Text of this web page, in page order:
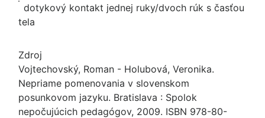
dotykový kontakt jednej ruky/dvoch rúk s časťou
tela
Zdroj
Vojtechovský, Roman - Holubová, Veronika.
Nepriame pomenovania v slovenskom
posunkovom jazyku. Bratislava : Spolok
nepočujúcich pedagógov, 2009. ISBN 978-80-